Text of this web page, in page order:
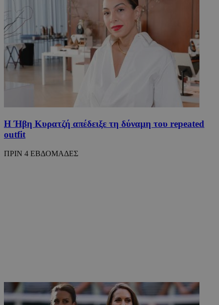
Η Ήβη Κυρατζή απέδειξε τη δύναμη του repeated
outfit
ΠΡΙΝ 4 ΕΒΔΟΜΑΔΕΣ